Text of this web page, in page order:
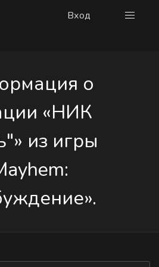
Вход
о
«НИК
из игры